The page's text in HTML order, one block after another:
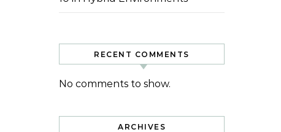
RECENT COMMENTS
No comments to show.
ARCHIVES